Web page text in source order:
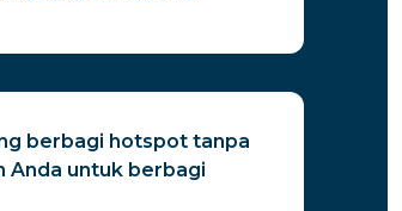
berbagi hotspot tanpa
Anda untuk berbagi